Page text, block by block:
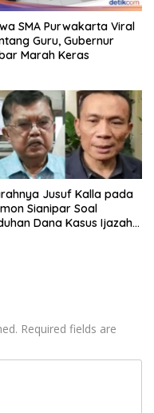
SMA Purwakarta Viral
Guru, Gubernur
Marah Keras
Jusuf Kalla pada
Sianipar Soal
Dana Kasus Ijazah
Required fields are